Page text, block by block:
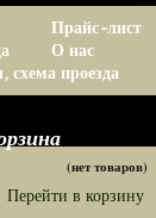
Прайс-лист
О нас
проезда
(нет товаров)
Перейти в корзину